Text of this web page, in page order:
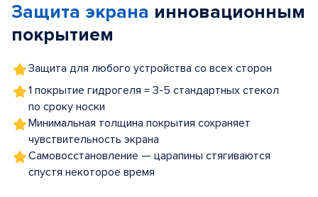
5
Защита экрана инновационным
покрытием
Защита для любого устройства со всех сторон
1 покрытие гидрогеля = 3-5 стандартных стекол
по сроку носки
Минимальная толщина покрытия сохраняет
чувствительность экрана
Самовосстановление — царапины стягиваются
спустя некоторое время